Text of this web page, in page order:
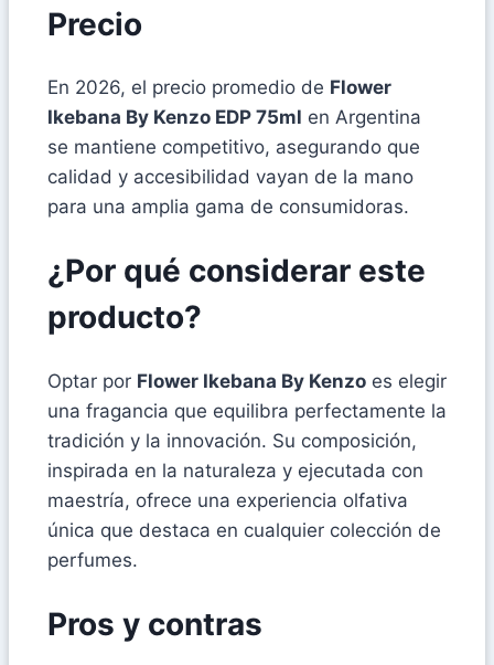
Precio
En 2026, el precio promedio de Flower
Ikebana By Kenzo EDP 75ml en Argentina
se mantiene competitivo, asegurando que
calidad y accesibilidad vayan de la mano
para una amplia gama de consumidoras.
¿Por qué considerar este
producto?
Optar por Flower Ikebana By Kenzo es elegir
una fragancia que equilibra perfectamente la
tradición y la innovación. Su composición,
inspirada en la naturaleza y ejecutada con
maestría, ofrece una experiencia olfativa
única que destaca en cualquier colección de
perfumes.
Pros y contras